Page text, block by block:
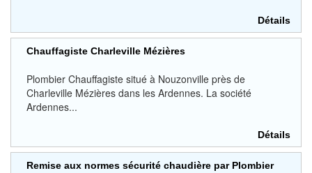
Détails
Chauffagiste Charleville Mézières
Plombier Chauffagiste situé à Nouzonville près de
Charleville Mézières dans les Ardennes. La société
Ardennes...
Détails
Remise aux normes sécurité chaudière par Plombier